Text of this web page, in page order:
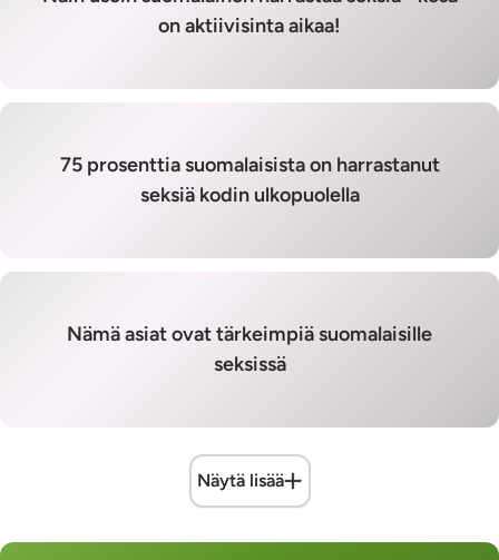
on aktiivisinta aikaa!
75 prosenttia suomalaisista on harrastanut
seksiä kodin ulkopuolella
Nämä asiat ovat tärkeimpiä suomalaisille
seksissä
Näytä lisää